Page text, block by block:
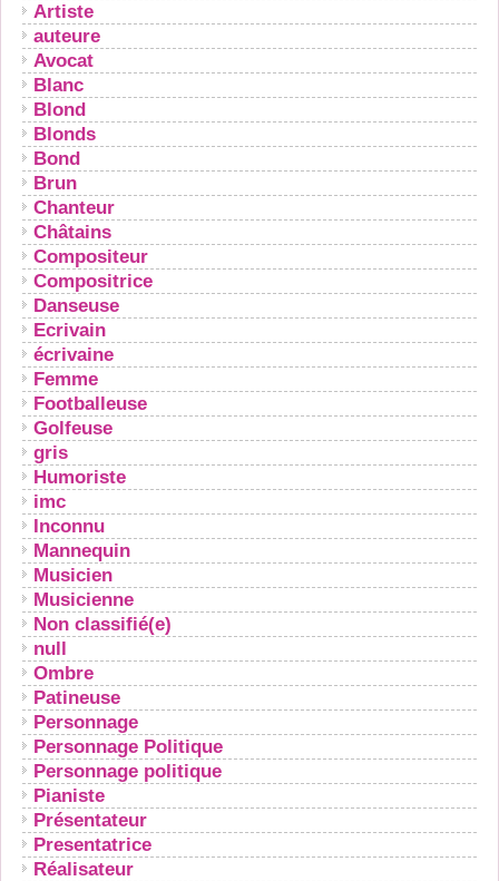
Artiste
auteure
Avocat
Blanc
Blond
Blonds
Bond
Brun
Chanteur
Châtains
Compositeur
Compositrice
Danseuse
Ecrivain
écrivaine
Femme
Footballeuse
Golfeuse
gris
Humoriste
imc
Inconnu
Mannequin
Musicien
Musicienne
Non classifié(e)
null
Ombre
Patineuse
Personnage
Personnage Politique
Personnage politique
Pianiste
Présentateur
Presentatrice
Réalisateur